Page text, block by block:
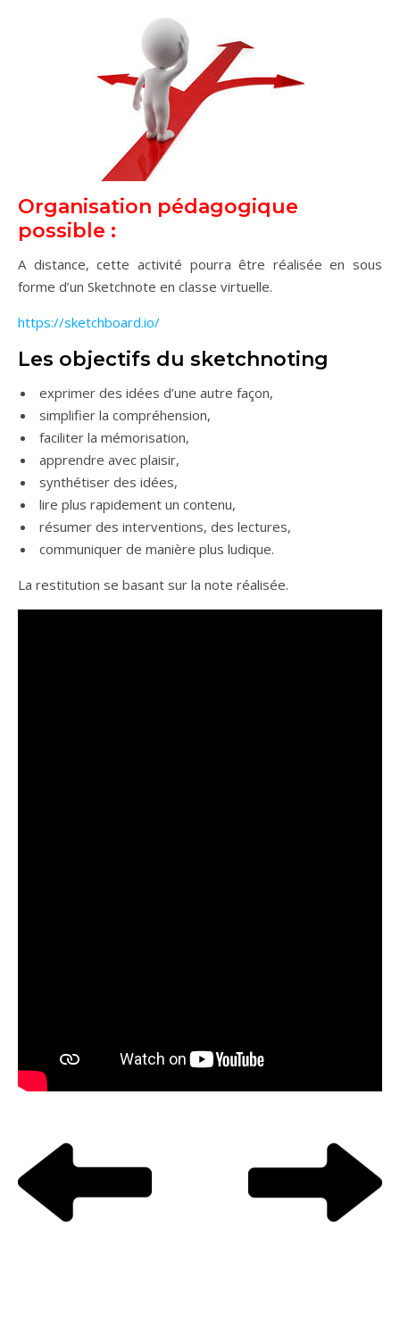
Organisation pédagogique
possible :
A distance, cette activité pourra être réalisée en sous
forme d’un Sketchnote en classe virtuelle.
https://sketchboard.io/
Les objectifs du sketchnoting
exprimer des idées d’une autre façon,
simplifier la compréhension,
faciliter la mémorisation,
apprendre avec plaisir,
synthétiser des idées,
lire plus rapidement un contenu,
résumer des interventions, des lectures,
communiquer de manière plus ludique.
La restitution se basant sur la note réalisée.